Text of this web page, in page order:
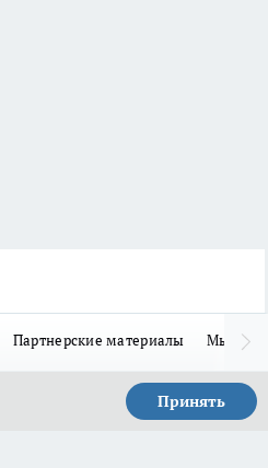
Партнерские материалы Мы в
Принять